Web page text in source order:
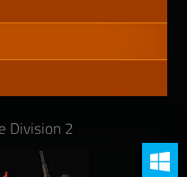
Division 2
PC